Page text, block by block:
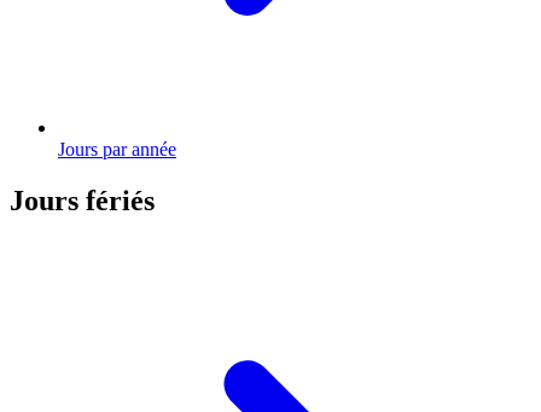
Jours par année
Jours fériés